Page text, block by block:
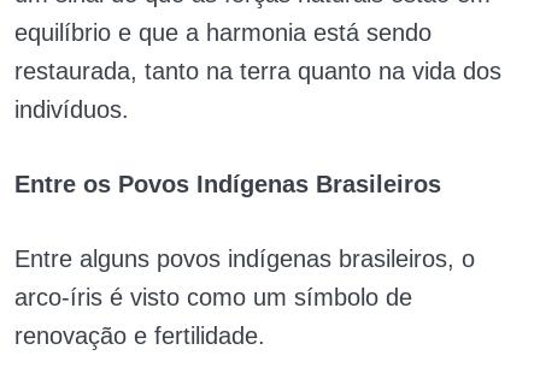
equilíbrio e que a harmonia está sendo
restaurada, tanto na terra quanto na vida dos
indivíduos.
Entre os Povos Indígenas Brasileiros
Entre alguns povos indígenas brasileiros, o
arco-íris é visto como um símbolo de
renovação e fertilidade.